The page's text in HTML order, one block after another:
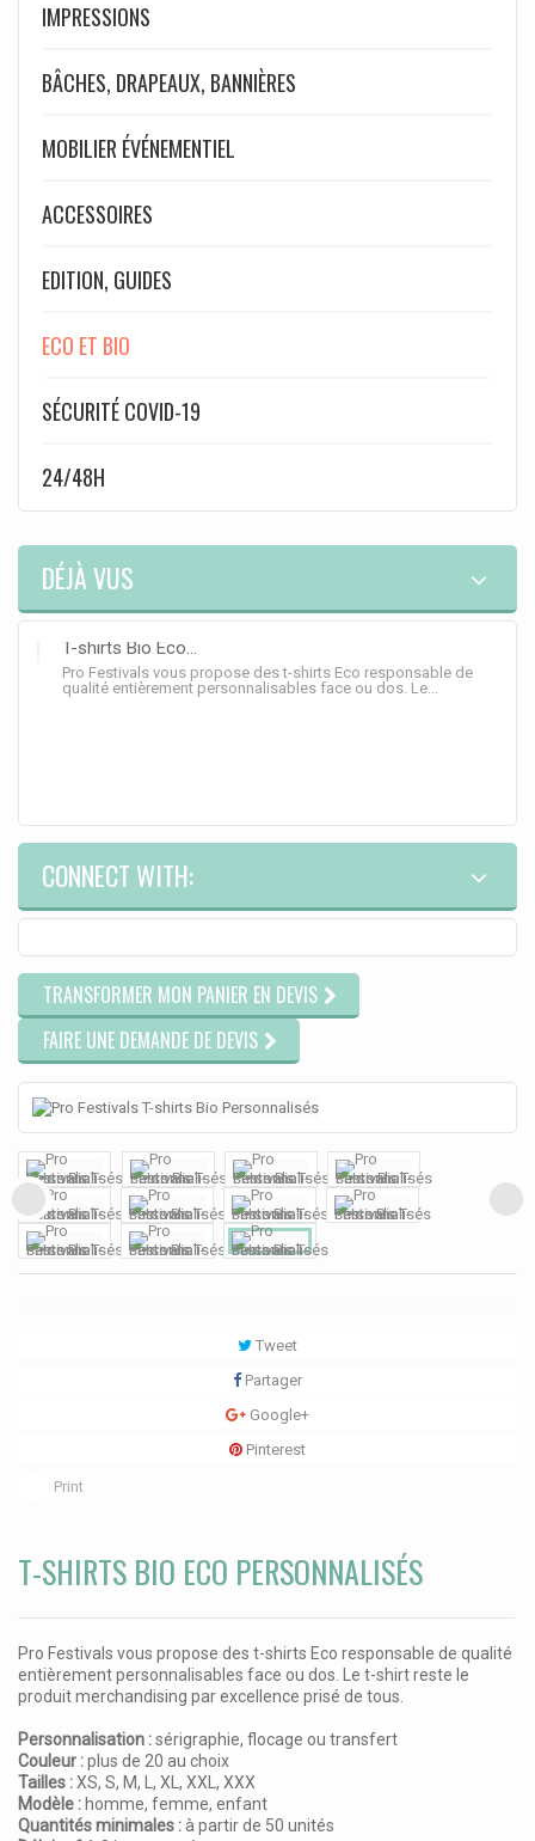
IMPRESSIONS
BÂCHES, DRAPEAUX, BANNIÈRES
MOBILIER ÉVÉNEMENTIEL
ACCESSOIRES
EDITION, GUIDES
ECO ET BIO
SÉCURITÉ COVID-19
24/48H
DÉJÀ VUS
T-shirts Bio Eco...
Pro Festivals vous propose des t-shirts Eco responsable de
qualité entièrement personnalisables face ou dos. Le...
CONNECT WITH:
TRANSFORMER MON PANIER EN DEVIS
FAIRE UNE DEMANDE DE DEVIS
Tweet
Partager
Google+
Pinterest
Print
T-SHIRTS BIO ECO PERSONNALISÉS
Pro Festivals vous propose des t-shirts Eco responsable de qualité
entièrement personnalisables face ou dos. Le t-shirt reste le
produit merchandising par excellence prisé de tous.
Personnalisation :sérigraphie, flocage ou transfert
Couleur :plus de 20 au choix
Tailles :XS, S, M, L, XL, XXL, XXX
Modèle :homme, femme, enfant
Quantités minimales :à partir de 50 unités